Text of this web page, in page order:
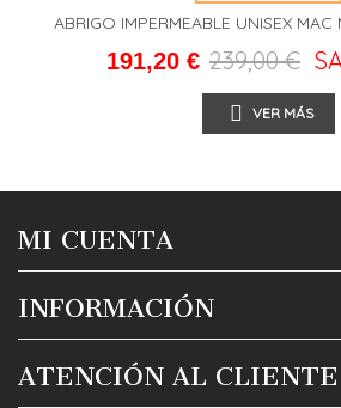
ABRIGO IMPERMEABLE UNISEX MAC
191,20 € 239,00 €
VER MÁS
MI CUENTA
INFORMACIÓN
ATENCIÓN AL CLIENTE